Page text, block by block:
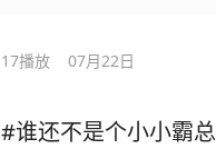
17播放 07月22日
#谁还不是个小小霸总